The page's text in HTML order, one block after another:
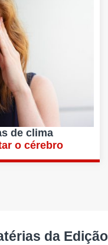
de clima
o cérebro
da Edição